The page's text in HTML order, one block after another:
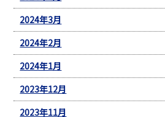
2024年3月
2024年2月
2024年1月
2023年12月
2023年11月